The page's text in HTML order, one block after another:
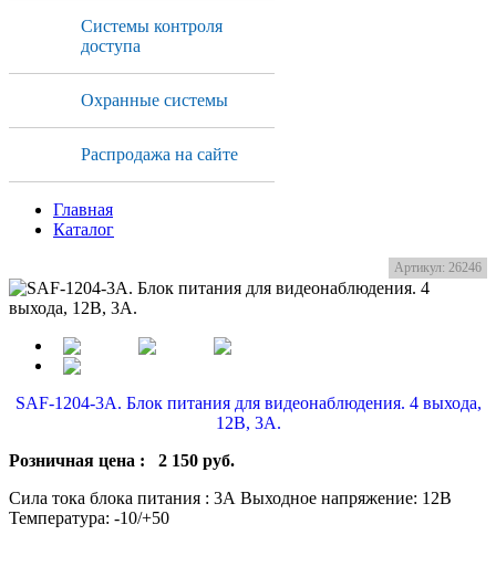
Системы контроля
доступа
Охранные системы
Распродажа на сайте
Главная
Каталог
Артикул: 26246
SAF-1204-3A. Блок питания для видеонаблюдения. 4 выхода,
12В, 3А.
Розничная цена : 2 150 руб.
Сила тока блока питания : 3А Выходное напряжение: 12В
Температура: -10/+50